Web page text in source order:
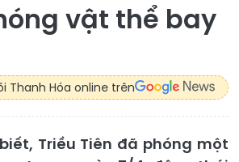
vật thể bay
Thanh Hóa online trên
Triều Tiên đã phóng một